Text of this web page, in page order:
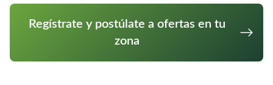
Regístrate y postúlate a ofertas en tu
zona